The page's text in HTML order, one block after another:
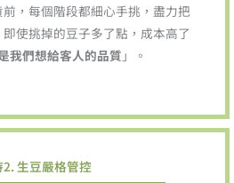
，每個階段都細心手挑，盡力把
即使挑掉的豆子多了點，成本高了
我們想給客人的品質 」。
2. 生豆嚴格管控